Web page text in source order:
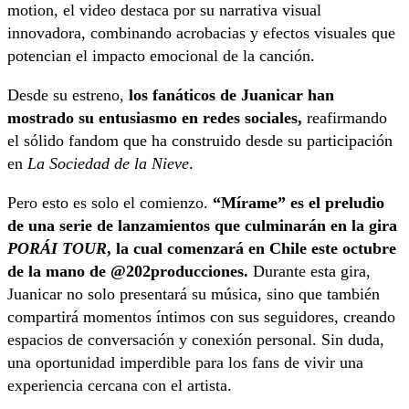
motion, el video destaca por su narrativa visual
innovadora, combinando acrobacias y efectos visuales que
potencian el impacto emocional de la canción.
Desde su estreno, los fanáticos de Juanicar han
mostrado su entusiasmo en redes sociales, reafirmando
el sólido fandom que ha construido desde su participación
en La Sociedad de la Nieve.
Pero esto es solo el comienzo. “Mírame” es el preludio
de una serie de lanzamientos que culminarán en la gira
PORÁI TOUR, la cual comenzará en Chile este octubre
de la mano de @202producciones. Durante esta gira,
Juanicar no solo presentará su música, sino que también
compartirá momentos íntimos con sus seguidores, creando
espacios de conversación y conexión personal. Sin duda,
una oportunidad imperdible para los fans de vivir una
experiencia cercana con el artista.